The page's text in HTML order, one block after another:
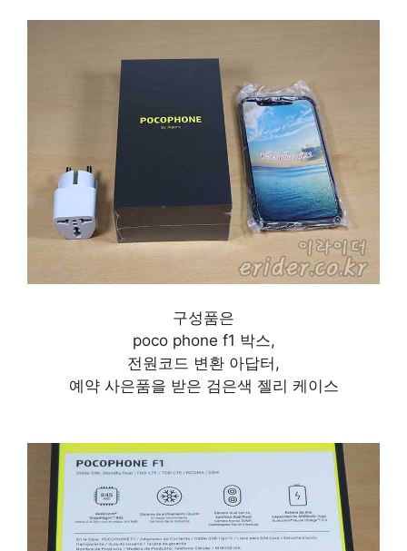
구성품은
poco phone f1 박스,
전원코드 변환 아답터,
예약 사은품을 받은 검은색 젤리 케이스